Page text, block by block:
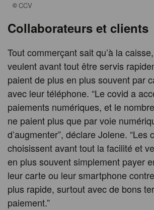
©CCV
Collaborateurs et clients
Tout commerçant sait qu’à la
veulent avant tout être servis
paient de plus en plus souvent par
avec leur téléphone. “Le covid a
paiements numériques, et le
ne paient plus que par voie
d’augmenter”, déclare Jolene. “Les
choisissent avant tout la facilité et
en plus souvent simplement payer
leur carte ou leur smartphone
plus rapide, surtout avec de bons
paiement.”